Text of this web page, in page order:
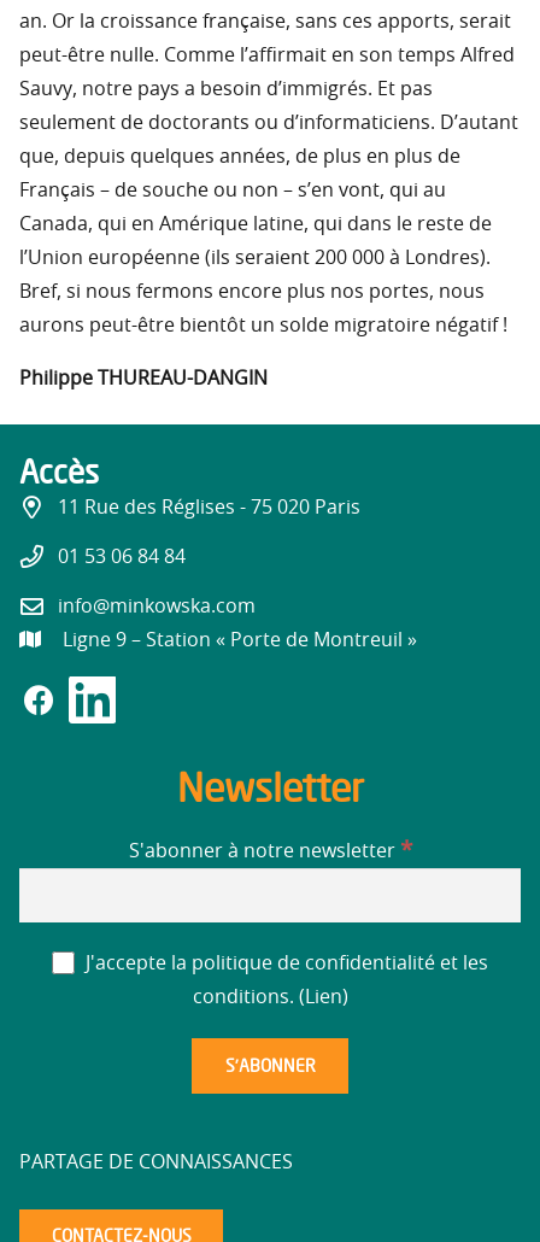
an. Or la croissance française, sans ces apports, serait
peut-être nulle. Comme l’affirmait en son temps Alfred
Sauvy, notre pays a besoin d’immigrés. Et pas
seulement de doctorants ou d’informaticiens. D’autant
que, depuis quelques années, de plus en plus de
Français – de souche ou non – s’en vont, qui au
Canada, qui en Amérique latine, qui dans le reste de
l’Union européenne (ils seraient 200 000 à Londres).
Bref, si nous fermons encore plus nos portes, nous
aurons peut-être bientôt un solde migratoire négatif !
Philippe THUREAU-DANGIN
Accès
11 Rue des Réglises - 75 020 Paris
01 53 06 84 84
info@minkowska.com
Ligne 9 – Station « Porte de Montreuil »
Newsletter
S'abonner à notre newsletter *
J'accepte la politique de confidentialité et les
conditions. ( Lien)
PARTAGE DE CONNAISSANCES
CONTACTEZ-NOUS